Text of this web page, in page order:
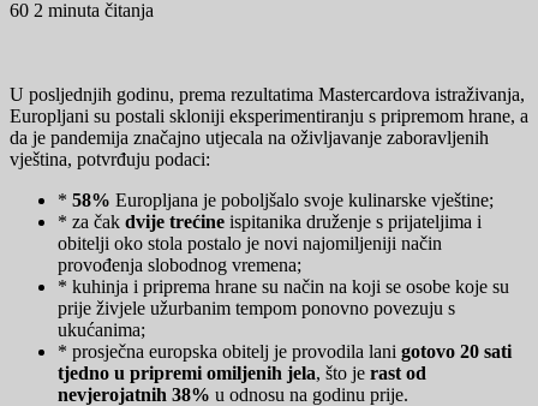
60 2 minuta čitanja
U posljednjih godinu, prema rezultatima Mastercardova istraživanja,
Europljani su postali skloniji eksperimentiranju s pripremom hrane, a
da je pandemija značajno utjecala na oživljavanje zaboravljenih
vještina, potvrđuju podaci:
* 58% Europljana je poboljšalo svoje kulinarske vještine;
* za čak dvije trećine ispitanika druženje s prijateljima i
obitelji oko stola postalo je novi najomiljeniji način
provođenja slobodnog vremena;
* kuhinja i priprema hrane su način na koji se osobe koje su
prije živjele užurbanim tempom ponovno povezuju s
ukućanima;
* prosječna europska obitelj je provodila lani gotovo 20 sati
tjedno u pripremi omiljenih jela, što je rast od
nevjerojatnih 38% u odnosu na godinu prije.